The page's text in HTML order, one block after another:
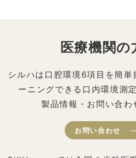
医療機関の
シルハは口腔環境6項目を簡単
ーニングできる口内環境測
製品情報・お問い合わ
お問い合わせ